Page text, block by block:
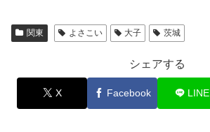
関東 よさこい 大子 茨城
シェアする
X Facebook LINE